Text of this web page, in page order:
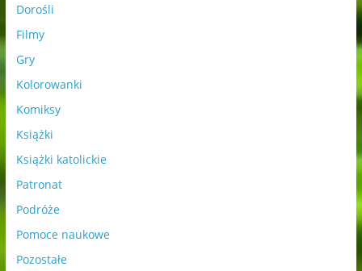
Dorośli
Filmy
Gry
Kolorowanki
Komiksy
Książki
Książki katolickie
Patronat
Podróże
Pomoce naukowe
Pozostałe